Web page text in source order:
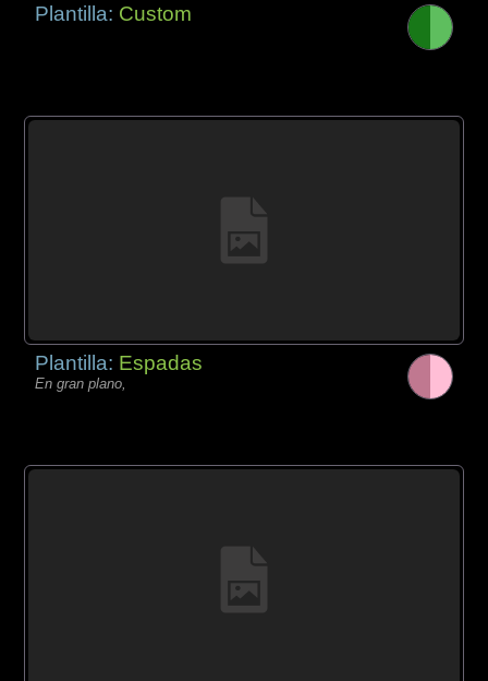
Plantilla: Custom
Plantilla: Espadas
En gran plano,